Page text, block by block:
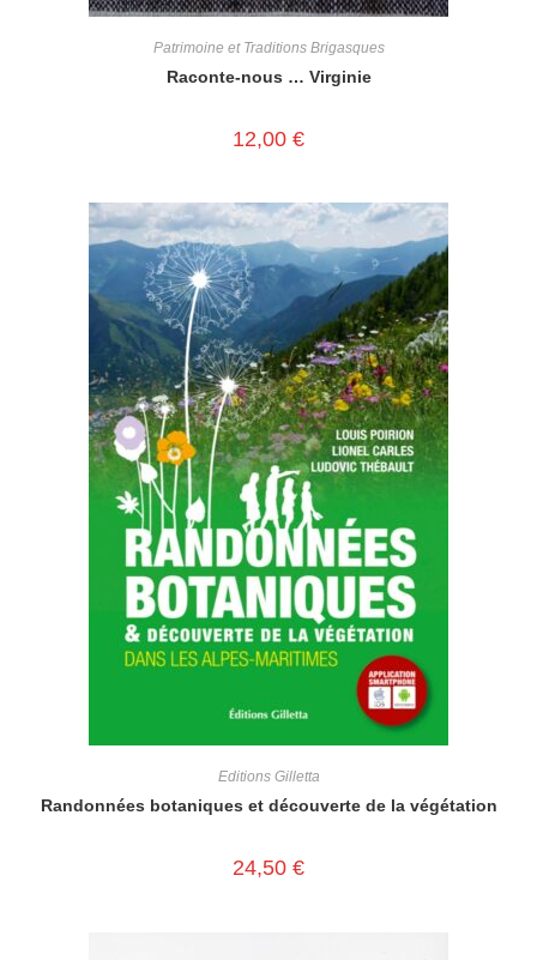
Patrimoine et Traditions Brigasques
Raconte-nous … Virginie
12,00 €
Editions Gilletta
Randonnées botaniques et découverte de la végétation
24,50 €